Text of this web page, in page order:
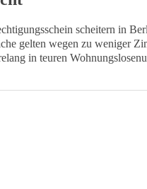
scheitern in
gelten wegen zu weniger
in teuren